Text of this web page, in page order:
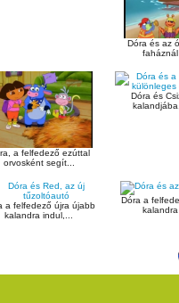
Dóra és az
faháznál
a felfedező ezúttal
orvosként segít...
Dóra és
a felfedező újra újabb
kalandra indul,...
Dóra a
kalandra